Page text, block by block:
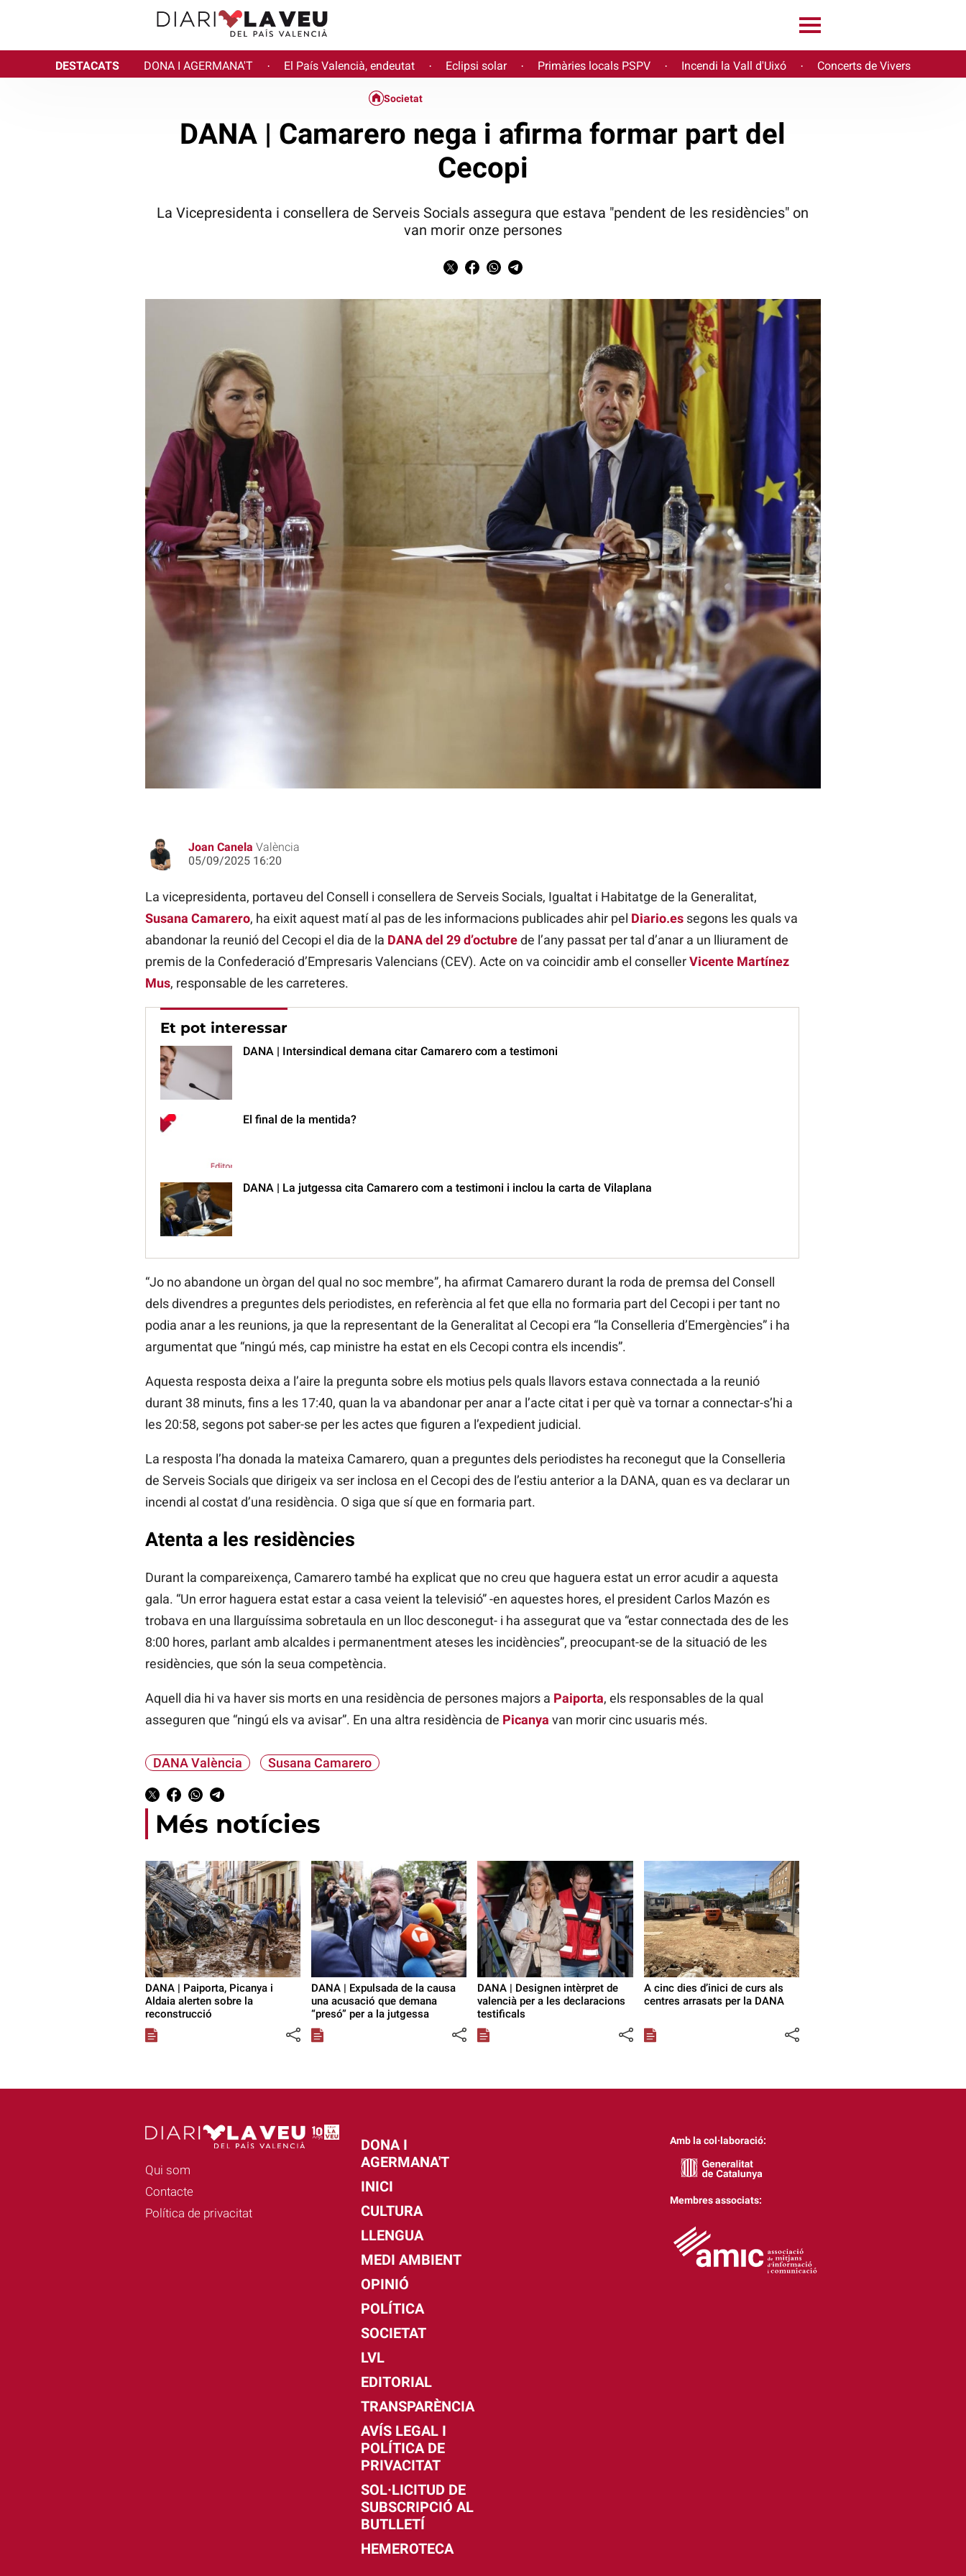
DESTACATS DONA I AGERMANA'T · El País Valencià, endeutat · Eclipsi solar · Primàries locals PSPV · Incendi la Vall d'Uixó · Concerts de Vivers
La vicepresidenta de la Generalitat valenciana i consellera de Serveis Socials, Igualtat i Habitatge, Susana Camarero, i el president de
Societat
DANA | Camarero nega i afirma formar part del
Cecopi
La Vicepresidenta i consellera de Serveis Socials assegura que estava "pendent de les residències" on
van morir onze persones
Joan Canela València
05/09/2025 16:20
La vicepresidenta, portaveu del Consell i consellera de Serveis Socials, Igualtat i Habitatge de la Generalitat,
Susana Camarero, ha eixit aquest matí al pas de les informacions publicades ahir pel Diario.essegons les quals va
abandonar la reunió del Cecopi el dia de la DANA del 29 d’octubrede l’any passat per tal d’anar a un lliurament de
premis de la Confederació d’Empresaris Valencians (CEV). Acte on va coincidir amb el consellerVicente Martínez
Mus, responsable de les carreteres.
Et pot interessar
DANA | Intersindical demana citar Camarero com a testimoni
El final de la mentida?
DANA | La jutgessa cita Camarero com a testimoni i inclou la carta de Vilaplana
“Jo no abandone un òrgan del qual no soc membre”, ha afirmat Camarero durant la roda de premsa del Consell
dels divendres a preguntes dels periodistes, en referència al fet que ella no formaria part del Cecopi i per tant no
podia anar a les reunions, ja que la representant de la Generalitat al Cecopi era “la Conselleria d’Emergències” i ha
argumentat que “ningú més, cap ministre ha estat en els Cecopi contra els incendis”.
Aquesta resposta deixa a l’aire la pregunta sobre els motius pels quals llavors estava connectada a la reunió
durant 38 minuts, fins a les 17:40, quan la va abandonar per anar a l’acte citat i per què va tornar a connectar-s’hi a
les 20:58, segons pot saber-se per les actes que figuren a l’expedient judicial.
La resposta l’ha donada la mateixa Camarero, quan a preguntes dels periodistes ha reconegut que la Conselleria
de Serveis Socials que dirigeix va ser inclosa en el Cecopi des de l’estiu anterior a la DANA, quan es va declarar un
incendi al costat d’una residència. O siga que sí que en formaria part.
Atenta a les residències
Durant la compareixença, Camarero també ha explicat que no creu que haguera estat un error acudir a aquesta
gala. “Un error haguera estat estar a casa veient la televisió” -en aquestes hores, el president Carlos Mazón es
trobava en una llarguíssima sobretaula en un lloc desconegut- i ha assegurat que va “estar connectada des de les
8:00 hores, parlant amb alcaldes i permanentment ateses les incidències”, preocupant-se de la situació de les
residències, que són la seua competència.
Aquell dia hi va haver sis morts en una residència de persones majors a Paiporta, els responsables de la qual
asseguren que “ningú els va avisar”. En una altra residència de Picanya van morir cinc usuaris més.
DANA València Susana Camarero
Més notícies
DANA | Paiporta, Picanya i
Aldaia alerten sobre la
reconstrucció
DANA | Expulsada de la causa
una acusació que demana
“presó” per a la jutgessa
DANA | Designen intèrpret de
valencià per a les declaracions
testificals
A cinc dies d’inici de curs als
centres arrasats per la DANA
Qui som
Contacte
Política de privacitat
DONA I
AGERMANA'T
INICI
CULTURA
LLENGUA
MEDI AMBIENT
OPINIÓ
POLÍTICA
SOCIETAT
LVL
EDITORIAL
TRANSPARÈNCIA
AVÍS LEGAL I
POLÍTICA DE
PRIVACITAT
SOL·LICITUD DE
SUBSCRIPCIÓ AL
BUTLLETÍ
HEMEROTECA
Amb la col·laboració:
Membres associats: